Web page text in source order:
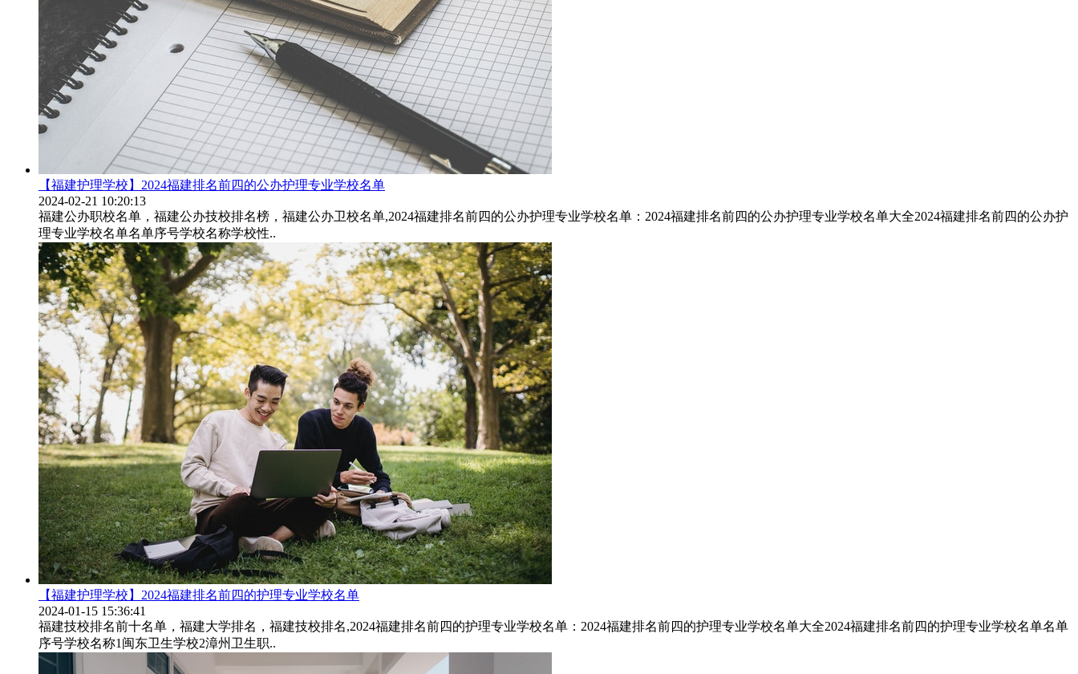
【福建护理学校】2024福建排名前四的公办护理专业学校名单
2024-02-21 10:20:13
福建公办职校名单，福建公办技校排名榜，福建公办卫校名单,2024福建排名前四的公办护理专业学校名单：2024福建排名前四的公办护理专业学校名单大全2024福建排名前四的公办护
理专业学校名单名单序号学校名称学校性..
【福建护理学校】2024福建排名前四的护理专业学校名单
2024-01-15 15:36:41
福建技校排名前十名单，福建大学排名，福建技校排名,2024福建排名前四的护理专业学校名单：2024福建排名前四的护理专业学校名单大全2024福建排名前四的护理专业学校名单名单
序号学校名称1闽东卫生学校2漳州卫生职..